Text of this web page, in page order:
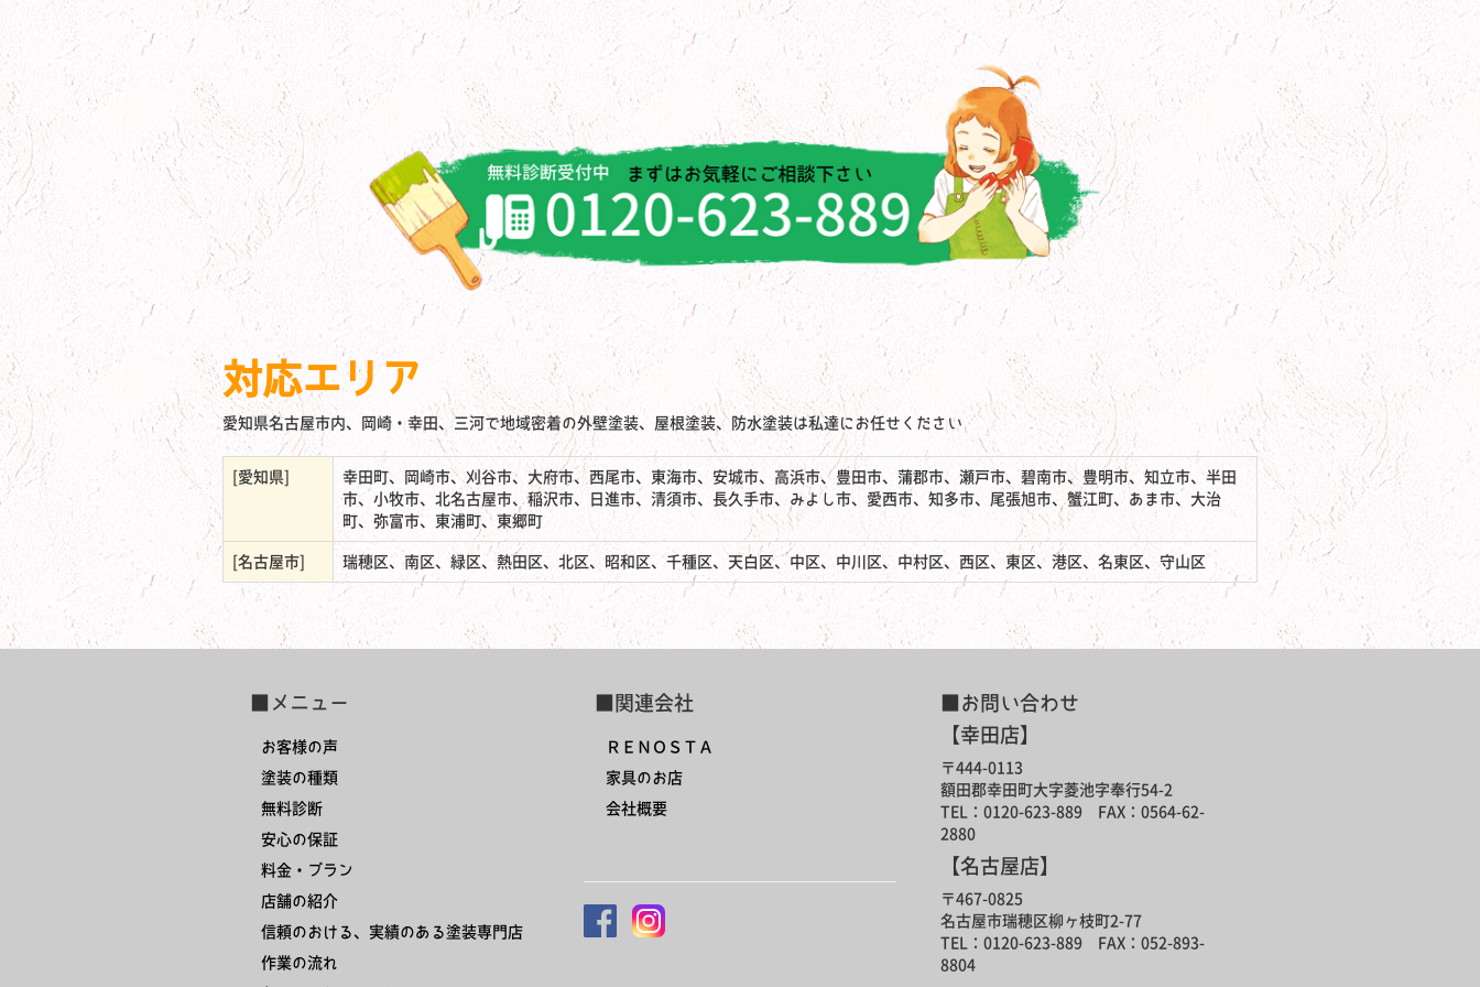
対応エリア
愛知県名古屋市内、岡崎・幸田、三河で地域密着の外壁塗装、屋根塗装、防水塗装は私達にお任せください
[愛知県]
幸田町、岡崎市、刈谷市、大府市、西尾市、東海市、安城市、高浜市、豊田市、蒲郡市、瀬戸市、碧南市、豊明市、知立市、半田
市、小牧市、北名古屋市、稲沢市、日進市、清須市、長久手市、みよし市、愛西市、知多市、尾張旭市、蟹江町、あま市、大治
町、弥富市、東浦町、東郷町
[名古屋市] 瑞穂区、南区、緑区、熱田区、北区、昭和区、千種区、天白区、中区、中川区、中村区、西区、東区、港区、名東区、守山区
■メニュー
お客様の声
塗装の種類
無料診断
安心の保証
料金・プラン
店舗の紹介
信頼のおける、実績のある塗装専門店
作業の流れ
■関連会社
ＲＥＮＯＳＴＡ
家具のお店
会社概要
■お問い合わせ
【幸田店】
〒444-0113
額田郡幸田町大字菱池字奉行54-2
TEL：0120-623-889 FAX：0564-62-
2880
【名古屋店】
〒467-0825
名古屋市瑞穂区柳ヶ枝町2-77
TEL：0120-623-889 FAX：052-893-
8804